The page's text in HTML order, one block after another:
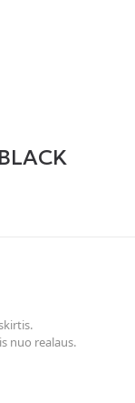
nuo realaus.